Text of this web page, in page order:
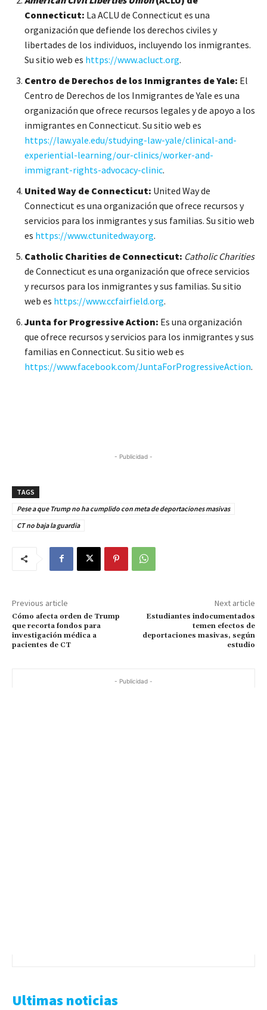
Connecticut: La ACLU de Connecticut es una
organización que defiende los derechos civiles y
libertades de los individuos, incluyendo los inmigrantes.
Su sitio web es https://www.acluct.org.
Centro de Derechos de los Inmigrantes de Yale: El
Centro de Derechos de los Inmigrantes de Yale es una
organización que ofrece recursos legales y de apoyo a los
inmigrantes en Connecticut. Su sitio web es
https://law.yale.edu/studying-law-yale/clinical-and-
experiential-learning/our-clinics/worker-and-
immigrant-rights-advocacy-clinic.
United Way de Connecticut: United Way de
Connecticut es una organización que ofrece recursos y
servicios para los inmigrantes y sus familias. Su sitio web
es https://www.ctunitedway.org.
Catholic Charities de Connecticut: Catholic Charities
de Connecticut es una organización que ofrece servicios
y recursos para los inmigrantes y sus familias. Su sitio
web es https://www.ccfairfield.org.
Junta for Progressive Action: Es una organización
que ofrece recursos y servicios para los inmigrantes y sus
familias en Connecticut. Su sitio web es
https://www.facebook.com/JuntaForProgressiveAction.
- Publicidad -
TAGS
Pese a que Trump no ha cumplido con meta de deportaciones masivas
CT no baja la guardia
Previous article
Cómo afecta orden de Trump
que recorta fondos para
investigación médica a
pacientes de CT
Next article
Estudiantes indocumentados
temen efectos de
deportaciones masivas, según
estudio
- Publicidad -
Ultimas noticias